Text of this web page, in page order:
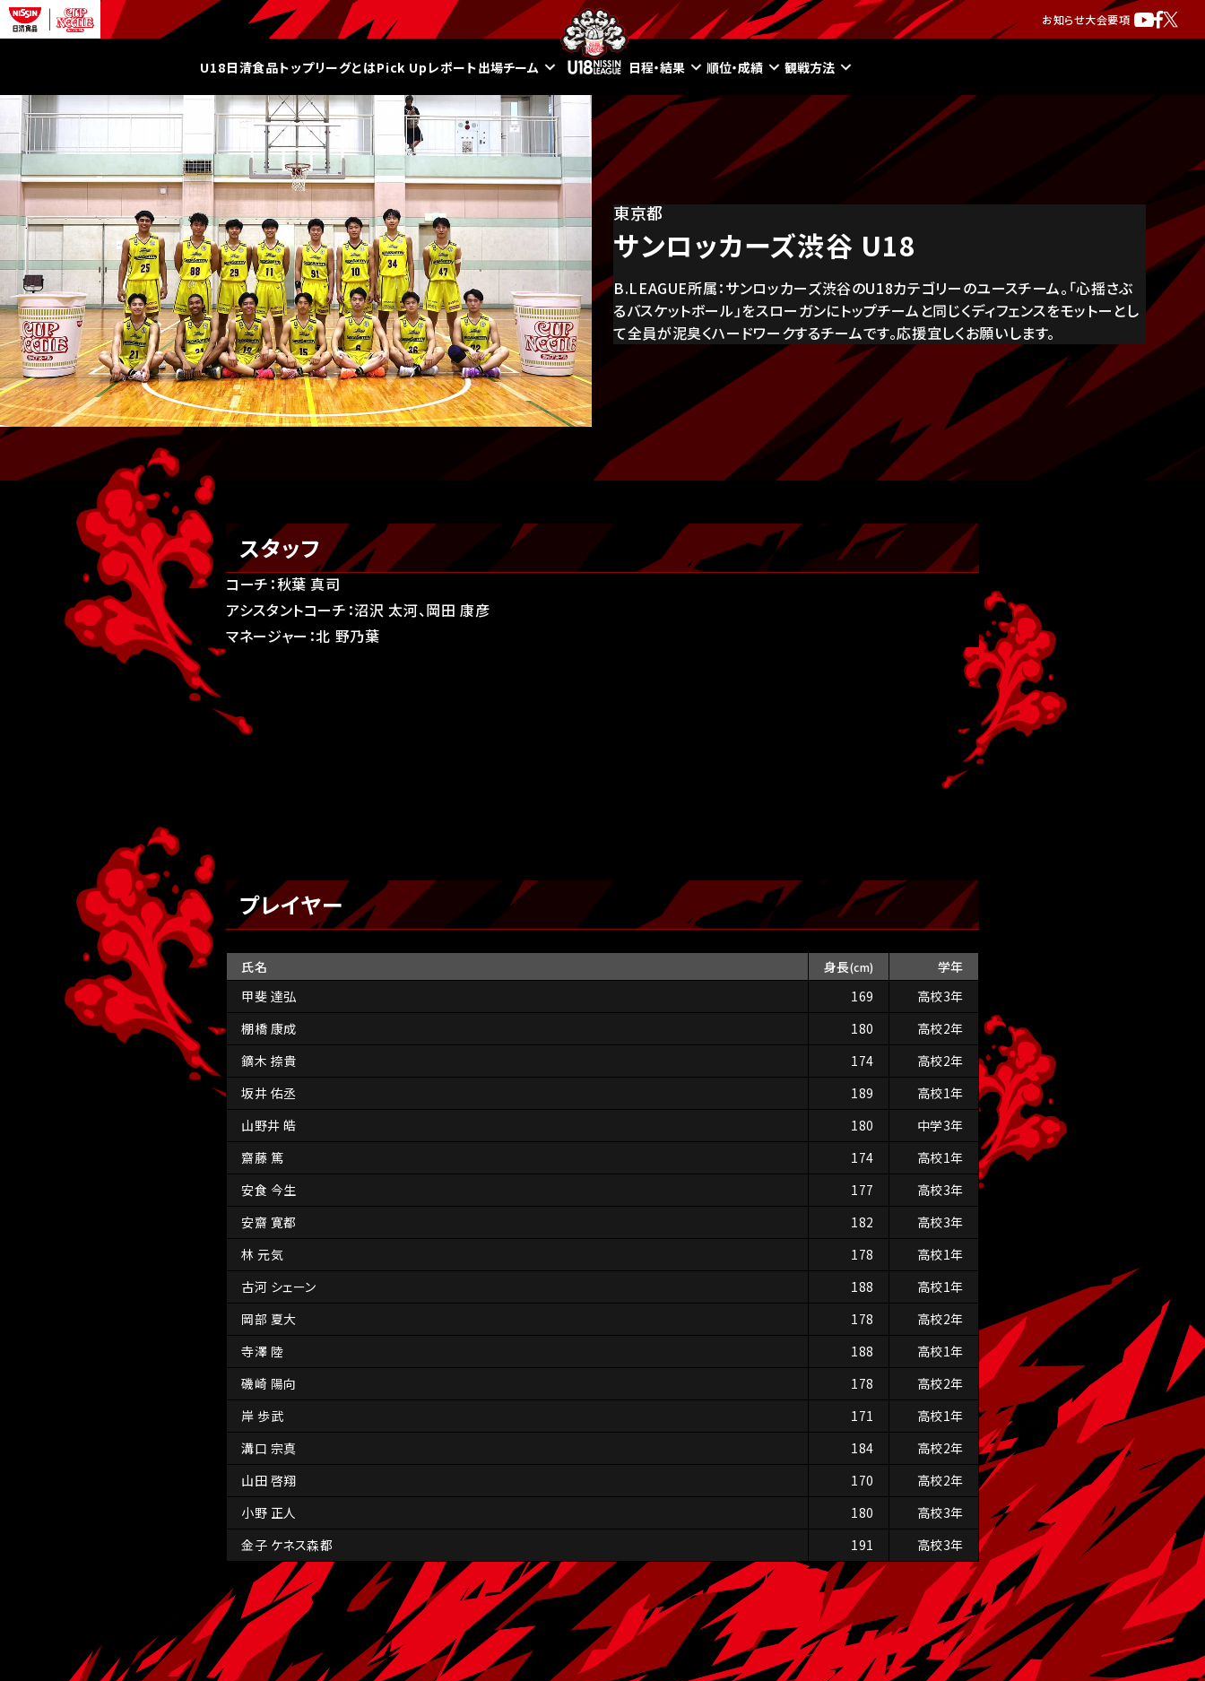
お知らせ大会要項
U18日清食品トップリーグとはPick Upレポート出場チーム 日程・結果 順位・成績 観戦方法
東京都
サンロッカーズ渋谷 U18
B.LEAGUE所属：サンロッカーズ渋谷のU18カテゴリーのユースチーム。「心揺さぶ
るバスケットボール」をスローガンにトップチームと同じくディフェンスをモットーとし
て全員が泥臭くハードワークするチームです。応援宜しくお願いします。
スタッフ
コーチ：秋葉 真司
アシスタントコーチ：沼沢 太河、岡田 康彦
マネージャー：北 野乃葉
プレイヤー
氏名 身長(cm)
学年
甲斐 達弘
169
高校3年
棚橋 康成
180
高校2年
鏑木 捺貴
174
高校2年
坂井 佑丞
189
高校1年
山野井 皓
180
中学3年
齋藤 篤
174
高校1年
安食 今生
177
高校3年
安齋 寛都
182
高校3年
林 元気
178
高校1年
古河 シェーン
188
高校1年
岡部 夏大
178
高校2年
寺澤 陸
188
高校1年
磯崎 陽向
178
高校2年
岸 歩武
171
高校1年
溝口 宗真
184
高校2年
山田 啓翔
170
高校2年
小野 正人
180
高校3年
金子 ケネス森都
191 高校3年